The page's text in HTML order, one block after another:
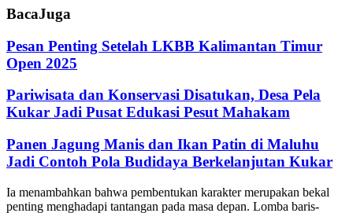
BacaJuga
Pesan Penting Setelah LKBB Kalimantan Timur
Open 2025
Pariwisata dan Konservasi Disatukan, Desa Pela
Kukar Jadi Pusat Edukasi Pesut Mahakam
Panen Jagung Manis dan Ikan Patin di Maluhu
Jadi Contoh Pola Budidaya Berkelanjutan Kukar
Ia menambahkan bahwa pembentukan karakter merupakan bekal
penting menghadapi tantangan pada masa depan. Lomba baris-